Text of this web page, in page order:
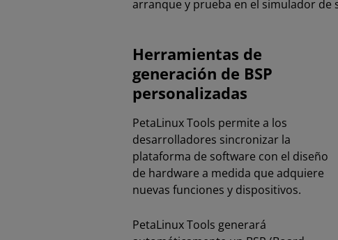
arranque y prueba en el simulador de
Herramientas de
generación de BSP
personalizadas
PetaLinux Tools permite a los
desarrolladores sincronizar la
plataforma de software con el diseño
de hardware a medida que adquiere
nuevas funciones y dispositivos.
PetaLinux Tools generará